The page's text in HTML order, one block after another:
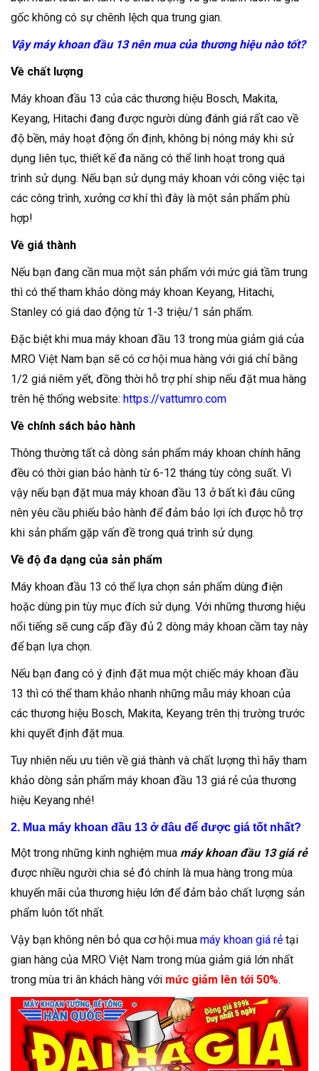
gốc không có sự chênh lệch qua trung gian.
Vậy máy khoan đầu 13 nên mua của thương hiệu nào tốt?
Về chất lượng
Máy khoan đầu 13 của các thương hiệu Bosch, Makita,
Keyang, Hitachi đang được người dùng đánh giá rất cao về
độ bền, máy hoạt động ổn định, không bị nóng máy khi sử
dụng liên tục, thiết kế đa năng có thể linh hoạt trong quá
trình sử dụng. Nếu bạn sử dụng máy khoan với công việc tại
các công trình, xưởng cơ khí thì đây là một sản phẩm phù
hợp!
Về giá thành
Nếu bạn đang cần mua một sản phẩm với mức giá tầm trung
thì có thể tham khảo dòng máy khoan Keyang, Hitachi,
Stanley có giá dao động từ 1-3 triệu/1 sản phẩm.
Đặc biệt khi mua máy khoan đầu 13 trong mùa giảm giá của
MRO Việt Nam bạn sẽ có cơ hội mua hàng với giá chỉ bằng
1/2 giá niêm yết, đồng thời hỗ trợ phí ship nếu đặt mua hàng
trên hệ thống website: https://vattumro.com
Về chính sách bảo hành
Thông thường tất cả dòng sản phẩm máy khoan chính hãng
đều có thời gian bảo hành từ 6-12 tháng tùy công suất. Vì
vậy nếu bạn đặt mua máy khoan đầu 13 ở bất kì đâu cũng
nên yêu cầu phiếu bảo hành để đảm bảo lợi ích được hỗ trợ
khi sản phẩm gặp vấn đề trong quá trình sử dụng.
Về độ đa dạng của sản phẩm
Máy khoan đầu 13 có thể lựa chọn sản phẩm dùng điện
hoặc dùng pin tùy mục đích sử dụng. Với những thương hiệu
nổi tiếng sẽ cung cấp đầy đủ 2 dòng máy khoan cầm tay này
để bạn lựa chọn.
Nếu bạn đang có ý định đặt mua một chiếc máy khoan đầu
13 thì có thể tham khảo nhanh những mẫu máy khoan của
các thương hiệu Bosch, Makita, Keyang trên thị trường trước
khi quyết định đặt mua.
Tuy nhiên nếu ưu tiên về giá thành và chất lượng thì hãy tham
khảo dòng sản phẩm máy khoan đầu 13 giá rẻ của thương
hiệu Keyang nhé!
2. Mua máy khoan đầu 13 ở đâu để được giá tốt nhất?
Một trong những kinh nghiệm mua máy khoan đầu 13 giá rẻ
được nhiều người chia sẻ đó chính là mua hàng trong mùa
khuyến mãi của thương hiệu lớn để đảm bảo chất lượng sản
phẩm luôn tốt nhất.
Vậy bạn không nên bỏ qua cơ hội mua máy khoan giá rẻ tại
gian hàng của MRO Việt Nam trong mùa giảm giá lớn nhất
trong mùa tri ân khách hàng với mức giảm lên tới 50%.